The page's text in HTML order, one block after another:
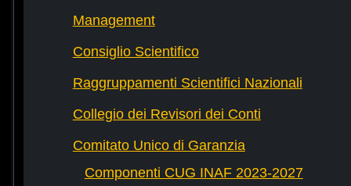
Management
Consiglio Scientifico
Raggruppamenti Scientifici Nazionali
Collegio dei Revisori dei Conti
Comitato Unico di Garanzia
Componenti CUG INAF 2023-2027